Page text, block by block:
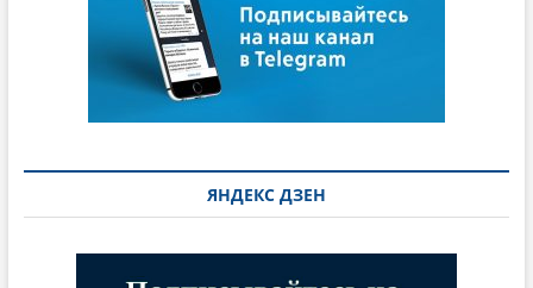
ЯНДЕКС ДЗЕН